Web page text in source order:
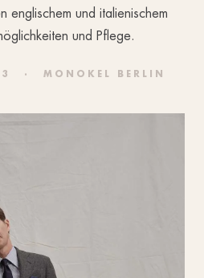
englischem und italienischem
und Pflege.
· MONOKEL BERLIN